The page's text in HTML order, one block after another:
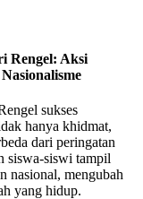
Rengel: Aksi
sukses
hanya khidmat,
dari peringatan
siswa-siswi tampil
nasional, mengubah
yang hidup.